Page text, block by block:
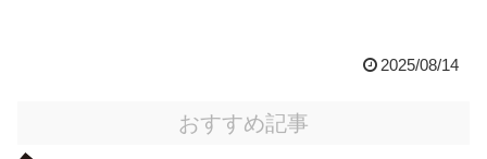
2025/08/14
おすすめ記事